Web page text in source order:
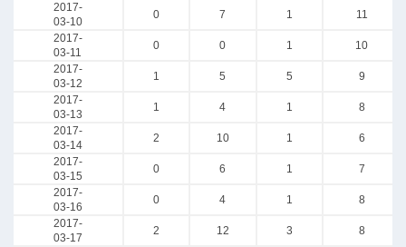
2017-
03-10
0 7 1
11
2017-
03-11
0 0 1
10
2017-
03-12
1 5 5
9
2017-
03-13
1 4 1
8
2017-
03-14
2 10 1
6
2017-
03-15
0 6 1
7
2017-
03-16
0 4 1
8
2017-
03-17
2 12 3
8